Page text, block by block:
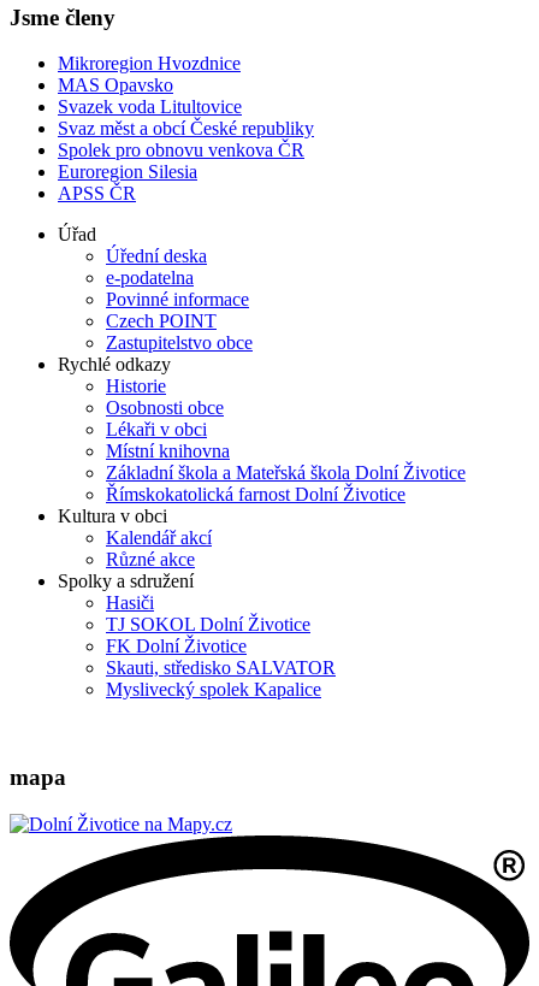
Jsme členy
Mikroregion Hvozdnice
MAS Opavsko
Svazek voda Litultovice
Svaz měst a obcí České republiky
Spolek pro obnovu venkova ČR
Euroregion Silesia
APSS ČR
Úřad
Úřední deska
e-podatelna
Povinné informace
Czech POINT
Zastupitelstvo obce
Rychlé odkazy
Historie
Osobnosti obce
Lékaři v obci
Místní knihovna
Základní škola a Mateřská škola Dolní Životice
Římskokatolická farnost Dolní Životice
Kultura v obci
Kalendář akcí
Různé akce
Spolky a sdružení
Hasiči
TJ SOKOL Dolní Životice
FK Dolní Životice
Skauti, středisko SALVATOR
Myslivecký spolek Kapalice
mapa